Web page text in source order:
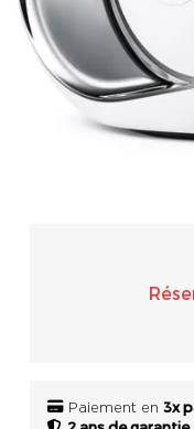
SONOS
Paiement en 3x